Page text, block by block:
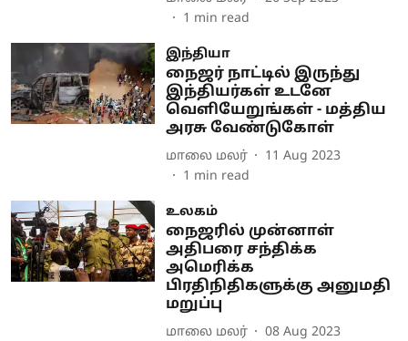
1 min read
இந்தியா
நைஜர் நாட்டில் இருந்து
இந்தியர்கள் உடனே
வெளியேறுங்கள் - மத்திய
அரசு வேண்டுகோள்
மாலை மலர்
11 Aug 2023
1 min read
உலகம்
நைஜரில் முன்னாள்
அதிபரை சந்திக்க
அமெரிக்க
பிரதிநிதிகளுக்கு அனுமதி
மறுப்பு
மாலை மலர்
08 Aug 2023